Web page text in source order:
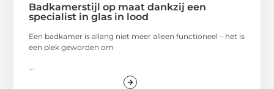
Badkamerstijl op maat dankzij een
specialist in glas in lood
Een badkamer is allang niet meer alleen functioneel – het is
een plek geworden om
...